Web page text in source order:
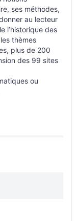
ses méthodes,
au lecteur
l’historique des
thèmes
plus de 200
des 99 sites
ou